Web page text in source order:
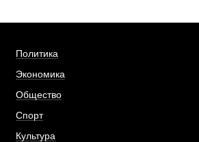
Политика
Экономика
Общество
Спорт
Культура